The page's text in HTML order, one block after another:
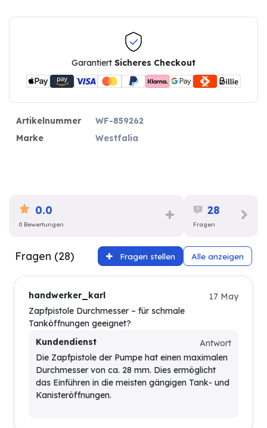
Garantiert Sicheres Checkout
Artikelnummer
WF-859262
Marke
Westfalia
0.0
0 Bewertungen
28
Fragen
Fragen (28) Fragen stellen Alle anzeigen
handwerker_karl
17 May
Zapfpistole Durchmesser – für schmale
Tanköffnungen geeignet?
Kundendienst
Antwort
Die Zapfpistole der Pumpe hat einen maximalen
Durchmesser von ca. 28 mm. Dies ermöglicht
das Einführen in die meisten gängigen Tank- und
Kanisteröffnungen.